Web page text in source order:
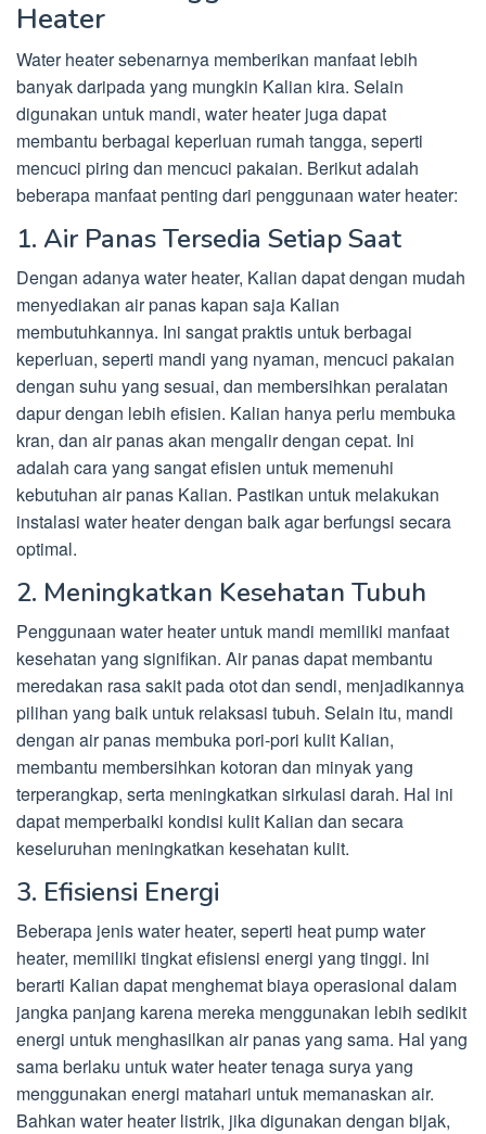
Heater
Water heater sebenarnya memberikan manfaat lebih
banyak daripada yang mungkin Kalian kira. Selain
digunakan untuk mandi, water heater juga dapat
membantu berbagai keperluan rumah tangga, seperti
mencuci piring dan mencuci pakaian. Berikut adalah
beberapa manfaat penting dari penggunaan water heater:
1. Air Panas Tersedia Setiap Saat
Dengan adanya water heater, Kalian dapat dengan mudah
menyediakan air panas kapan saja Kalian
membutuhkannya. Ini sangat praktis untuk berbagai
keperluan, seperti mandi yang nyaman, mencuci pakaian
dengan suhu yang sesuai, dan membersihkan peralatan
dapur dengan lebih efisien. Kalian hanya perlu membuka
kran, dan air panas akan mengalir dengan cepat. Ini
adalah cara yang sangat efisien untuk memenuhi
kebutuhan air panas Kalian. Pastikan untuk melakukan
instalasi water heater dengan baik agar berfungsi secara
optimal.
2. Meningkatkan Kesehatan Tubuh
Penggunaan water heater untuk mandi memiliki manfaat
kesehatan yang signifikan. Air panas dapat membantu
meredakan rasa sakit pada otot dan sendi, menjadikannya
pilihan yang baik untuk relaksasi tubuh. Selain itu, mandi
dengan air panas membuka pori-pori kulit Kalian,
membantu membersihkan kotoran dan minyak yang
terperangkap, serta meningkatkan sirkulasi darah. Hal ini
dapat memperbaiki kondisi kulit Kalian dan secara
keseluruhan meningkatkan kesehatan kulit.
3. Efisiensi Energi
Beberapa jenis water heater, seperti heat pump water
heater, memiliki tingkat efisiensi energi yang tinggi. Ini
berarti Kalian dapat menghemat biaya operasional dalam
jangka panjang karena mereka menggunakan lebih sedikit
energi untuk menghasilkan air panas yang sama. Hal yang
sama berlaku untuk water heater tenaga surya yang
menggunakan energi matahari untuk memanaskan air.
Bahkan water heater listrik, jika digunakan dengan bijak,